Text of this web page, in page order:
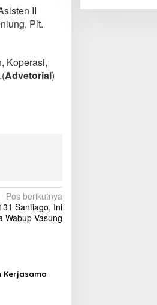
II
Plt.
Koperasi,
Advetorial)
Pos berikutnya
Santiago, Ini
Wabup Vasung
Kerjasama